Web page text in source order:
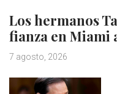
Los hermanos
fianza en Miami
7 agosto, 2026